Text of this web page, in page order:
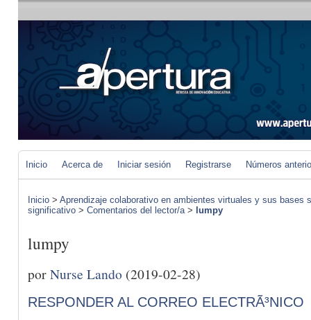
Inicio Acerca de Iniciar sesión Registrarse Números
Inicio > Aprendizaje colaborativo en ambientes virtuales y sus
significativo > Comentarios del lector/a> lumpy
lumpy
porNurse Lando (2019-02-28)
RESPONDER AL CORREO ELECTRÃ³NICO